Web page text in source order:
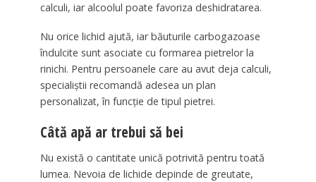
calculi, iar alcoolul poate favoriza deshidratarea.
Nu orice lichid ajută, iar băuturile carbogazoase
îndulcite sunt asociate cu formarea pietrelor la
rinichi. Pentru persoanele care au avut deja calculi,
specialiștii recomandă adesea un plan
personalizat, în funcție de tipul pietrei.
Câtă apă ar trebui să bei
Nu există o cantitate unică potrivită pentru toată
lumea. Nevoia de lichide depinde de greutate,